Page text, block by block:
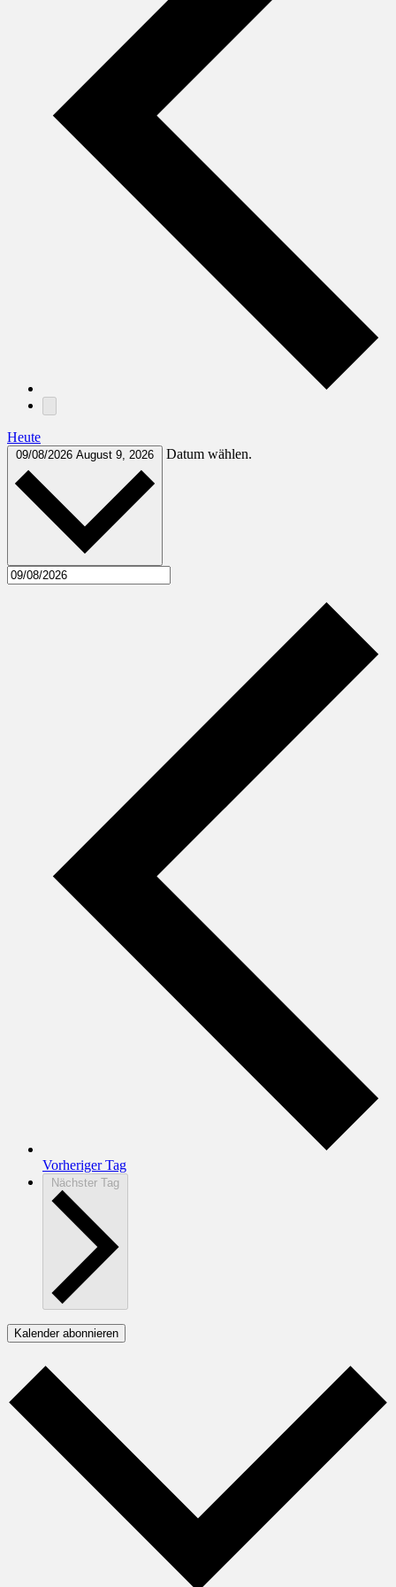
Heute
09/08/2026 August 9, 2026 Datum wählen.
Vorheriger Tag
Nächster Tag
Kalender abonnieren